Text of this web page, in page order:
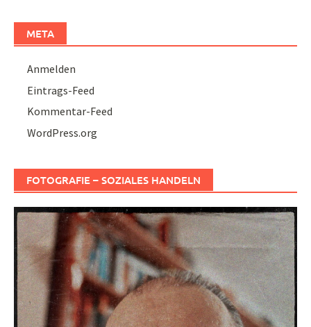
META
Anmelden
Eintrags-Feed
Kommentar-Feed
WordPress.org
FOTOGRAFIE – SOZIALES HANDELN